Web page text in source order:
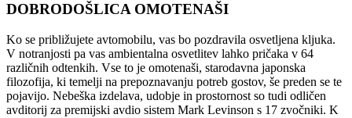
DOBRODOŠLICA OMOTENAŠI
Ko se približujete avtomobilu, vas bo pozdravila osvetljena kljuka.
V notranjosti pa vas ambientalna osvetlitev lahko pričaka v 64
različnih odtenkih. Vse to je omotenaši, starodavna japonska
filozofija, ki temelji na prepoznavanju potreb gostov, še preden se te
pojavijo. Nebeška izdelava, udobje in prostornost so tudi odličen
avditorij za premijski avdio sistem Mark Levinson s 17 zvočniki. K